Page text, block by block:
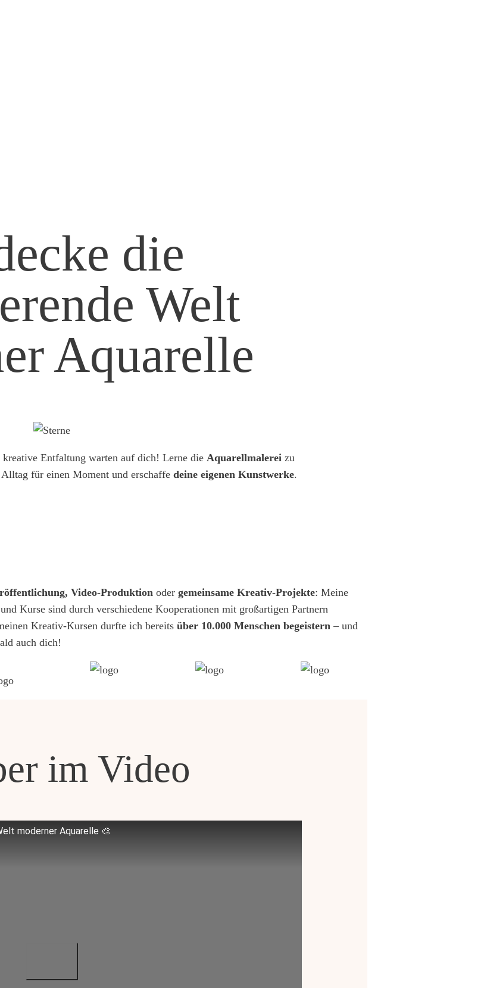
die
Welt
Aquarelle
Entfaltung warten auf dich! Lerne die Aquarellmalereizu
für einen Moment und erschaffe deine eigenen Kunstwerke.
Video-Produktionoder gemeinsame Kreativ-Projekte: Meine
Kurse sind durch verschiedene Kooperationen mit großartigen Partnern
Kreativ-Kursen durfte ich bereits über 10.000 Menschen begeistern– und
auch dich!
im Video
moderner Aquarelle 🎨